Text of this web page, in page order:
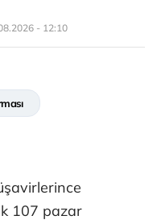
- 12:10
107 pazar